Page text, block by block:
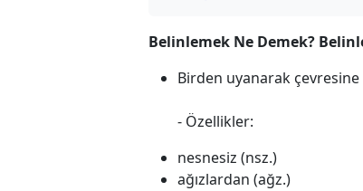
Belinlemek Ne Demek?
Birden uyanarak
- Özellikler:
nesnesiz (nsz.)
ağızlardan (ağz.)